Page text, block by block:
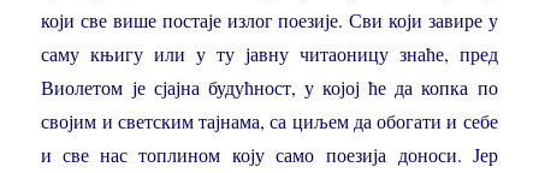
који све више постаје излог поезије. Сви који завире у
саму књигу или у ту јавну читаоницу знаће, пред
Виолетом је сјајна будућност, у којој ће да копка по
својим и светским тајнама, са циљем да обогати и себе
и све нас топлином коју само поезија доноси. Јер